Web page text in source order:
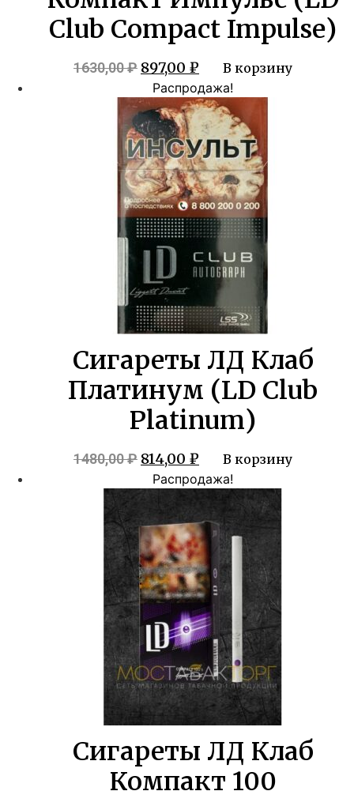
Club Compact Impulse)
1630,00₽ Первоначальная
цена
составляла
1630,00 ₽.
897,00 ₽ Текущая
цена:
897,00 ₽.
В корзину
Распродажа!
Сигареты ЛД Клаб
Платинум (LD Club
Platinum)
1480,00₽ Первоначальная
цена
составляла
1480,00 ₽.
814,00 ₽ Текущая
цена:
814,00 ₽.
В корзину
Распродажа!
Сигареты ЛД Клаб
Компакт 100